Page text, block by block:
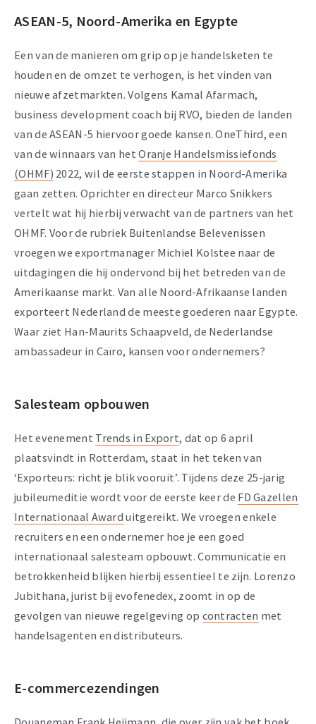
ASEAN-5, Noord-Amerika en Egypte
Een van de manieren om grip op je handelsketen te
houden en de omzet te verhogen, is het vinden van
nieuwe afzetmarkten. Volgens Kamal Afarmach,
business development coach bij RVO, bieden de landen
van de ASEAN-5 hiervoor goede kansen. OneThird, een
van de winnaars van hetOranje Handelsmissiefonds
(OHMF) 2022, wil de eerste stappen in Noord-Amerika
gaan zetten. Oprichter en directeur Marco Snikkers
vertelt wat hij hierbij verwacht van de partners van het
OHMF. Voor de rubriek Buitenlandse Belevenissen
vroegen we exportmanager Michiel Kolstee naar de
uitdagingen die hij ondervond bij het betreden van de
Amerikaanse markt. Van alle Noord-Afrikaanse landen
exporteert Nederland de meeste goederen naar Egypte.
Waar ziet Han-Maurits Schaapveld, de Nederlandse
ambassadeur in Caïro, kansen voor ondernemers?
Salesteam opbouwen
Het evenement Trends in Export, dat op 6 april
plaatsvindt in Rotterdam, staat in het teken van
‘Exporteurs: richt je blik vooruit’. Tijdens deze 25-jarig
jubileumeditie wordt voor de eerste keer de FD Gazellen
Internationaal Award uitgereikt. We vroegen enkele
recruiters en een ondernemer hoe je een goed
internationaal salesteam opbouwt. Communicatie en
betrokkenheid blijken hierbij essentieel te zijn. Lorenzo
Jubithana, jurist bij evofenedex, zoomt in op de
gevolgen van nieuwe regelgeving op contracten met
handelsagenten en distributeurs.
E-commercezendingen